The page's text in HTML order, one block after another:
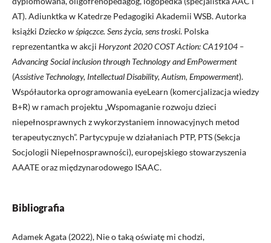
AT). Adiunktka w Katedrze Pedagogiki Akademii WSB. Autorka
książki Dziecko w śpiączce. Sens życia, sens troski. Polska
reprezentantka w akcji Horyzont 2020 COST Action: CA19104 –
Advancing Social inclusion through Technology and EmPowerment
(Assistive Technology, Intellectual Disability, Autism, Empowerment).
Współautorka oprogramowania eyeLearn (komercjalizacja wiedzy
B+R) w ramach projektu „Wspomaganie rozwoju dzieci
niepełnosprawnych z wykorzystaniem innowacyjnych metod
terapeutycznych”. Partycypuje w działaniach PTP, PTS (Sekcja
Socjologii Niepełnosprawności), europejskiego stowarzyszenia
AAATE oraz międzynarodowego ISAAC.
Bibliografia
Adamek Agata (2022), Nie o taką oświatę mi chodzi,